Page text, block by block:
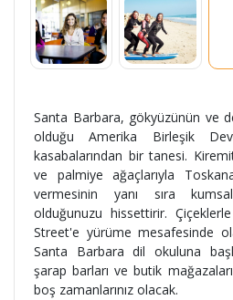
Santa Barbara, gökyüzünün ve
olduğu Amerika Birleşik
kasabalarından bir tanesi.
ve palmiye ağaçlarıyla
vermesinin yanı sıra
olduğunuzu hissettirir.
Street'e yürüme mesafesinde
Santa Barbara dil okuluna
şarap barları ve butik
boş zamanlarınız olacak.